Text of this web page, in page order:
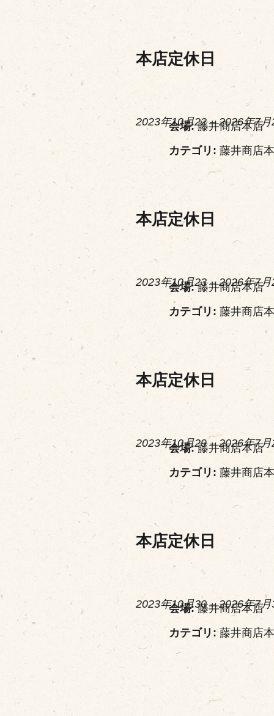
本店定休日
2023年10月22–2026年7月
会場: 藤井商店本店
カテゴリ: 藤井商店
本店定休日
2023年10月23–2026年7月
会場: 藤井商店本店
カテゴリ: 藤井商店
本店定休日
2023年10月29–2026年7月
会場: 藤井商店本店
カテゴリ: 藤井商店
本店定休日
2023年10月30–2026年7月
会場: 藤井商店本店
カテゴリ: 藤井商店